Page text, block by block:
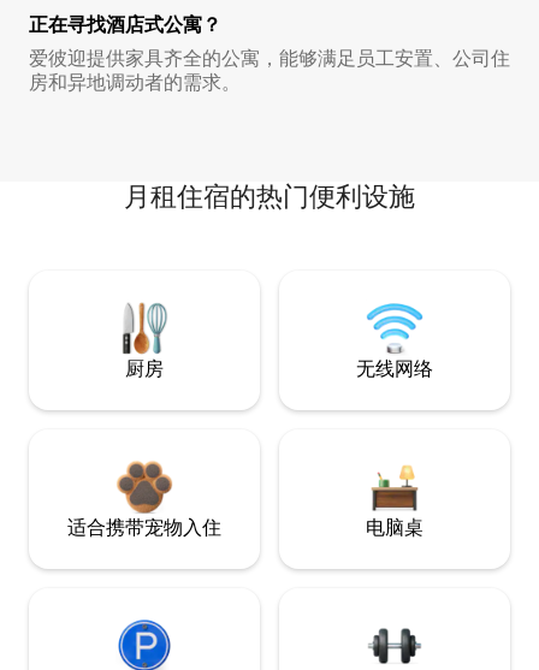
正在寻找酒店式公寓？
爱彼迎提供家具齐全的公寓，能够满足员工安置、公司住
房和异地调动者的需求。
月租住宿的热门便利设施
厨房 无线网络
适合携带宠物入住 电脑桌